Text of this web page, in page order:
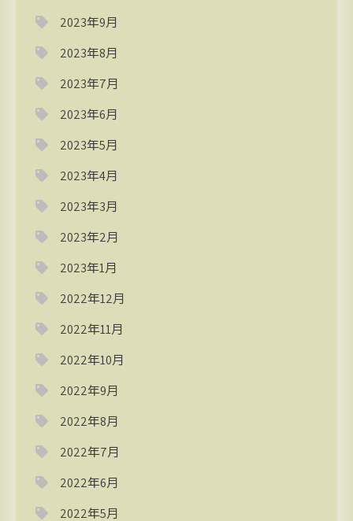
2023年9月
2023年8月
2023年7月
2023年6月
2023年5月
2023年4月
2023年3月
2023年2月
2023年1月
2022年12月
2022年11月
2022年10月
2022年9月
2022年8月
2022年7月
2022年6月
2022年5月